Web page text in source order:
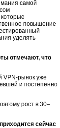
самой
повышение
уделять
отмечают, что
VPN-рынок уже
и постепенно
рост в 30–
сейчас